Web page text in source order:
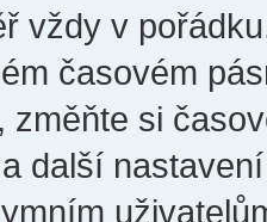
vždy v
časovém
změňte si
další